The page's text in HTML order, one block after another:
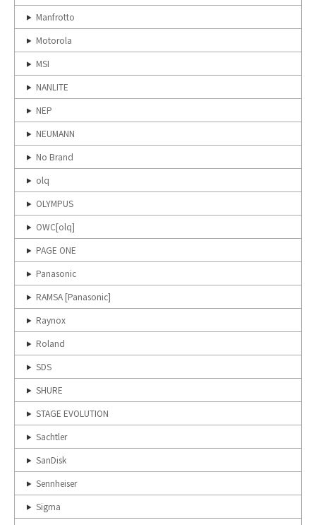
Manfrotto
Motorola
MSI
NANLITE
NEP
NEUMANN
No Brand
olq
OLYMPUS
OWC[olq]
PAGE ONE
Panasonic
RAMSA [Panasonic]
Raynox
Roland
SDS
SHURE
STAGE EVOLUTION
Sachtler
SanDisk
Sennheiser
Sigma